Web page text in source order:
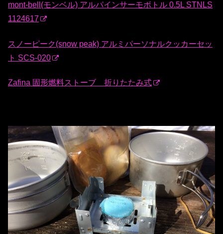
mont-bell(モンベル) アルパインサーモボトル 0.5L STNLS
1124617
スノーピーク(snow peak) アルミパーソナルクッカーセッ
ト SCS-020
Zafina 固形燃料ストーブ 折りたたみ式